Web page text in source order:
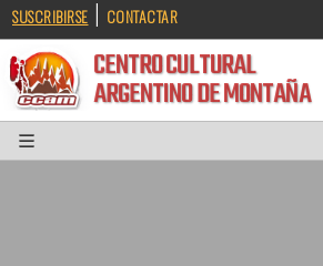
SUSCRIBIRSE | CONTACTAR
CENTRO CULTURAL
ARGENTINO DE MONTAÑA